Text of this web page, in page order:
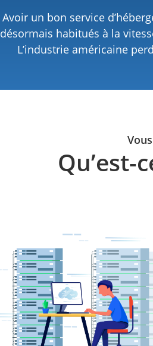
Avoir un bon service
désormais habitués à la
L’industrie américaine
Qu’est-